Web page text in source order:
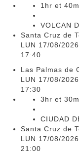
1hr et
VOLCAN
Santa Cruz de
LUN 17/08/2026
17:40
Las Palmas de
LUN 17/08/2026
17:30
3hr et
CIUDAD
Santa Cruz de
LUN 17/08/2026
21:00